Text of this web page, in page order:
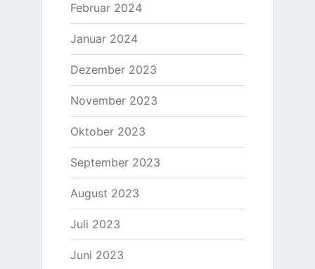
Februar 2024
Januar 2024
Dezember 2023
November 2023
Oktober 2023
September 2023
August 2023
Juli 2023
Juni 2023